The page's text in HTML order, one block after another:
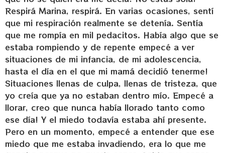
Respirá Marina, respirá. En varias ocasiones, sentí
que mi respiración realmente se detenía. Sentía
que me rompía en mil pedacitos. Había algo que se
estaba rompiendo y de repente empecé a ver
situaciones de mi infancia, de mi adolescencia,
hasta el día en el que mi mamá decidió tenerme!
Situaciones llenas de culpa, llenas de tristeza, que
yo creía que ya no estaban dentro mío. Empecé a
llorar, creo que nunca había llorado tanto como
ese día! Y el miedo todavía estaba ahí presente.
Pero en un momento, empecé a entender que ese
miedo que me estaba invadiendo, era lo que me